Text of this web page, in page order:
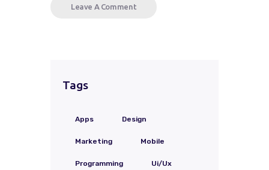
Tags
Apps Design
Marketing Mobile
Programming Ui/Ux